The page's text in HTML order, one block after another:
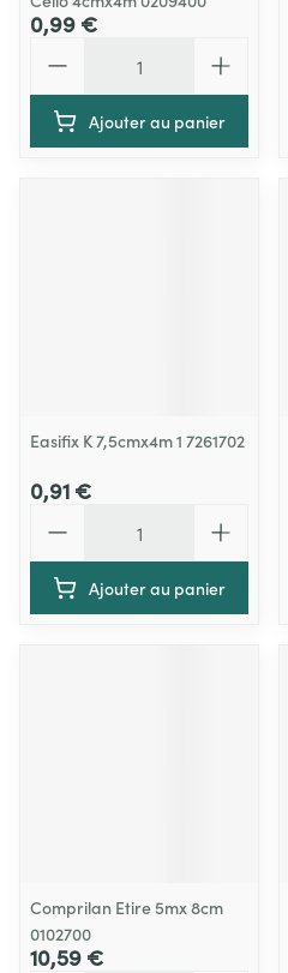
0,99 €
Ajouter au panier
Easifix K 7,5cmx4m 1 7261702
0,91 €
Ajouter au panier
Comprilan Etire 5mx 8cm
0102700
10,59 €